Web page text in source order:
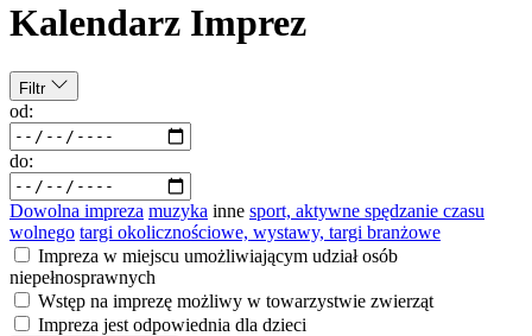
Kalendarz Imprez
Filtr
od:
do:
Dowolna impreza muzyka inne sport, aktywne spędzanie czasu
wolnego targi okolicznościowe, wystawy, targi branżowe
Impreza w miejscu umożliwiającym udział osób
niepełnosprawnych
Wstęp na imprezę możliwy w towarzystwie zwierząt
Impreza jest odpowiednia dla dzieci